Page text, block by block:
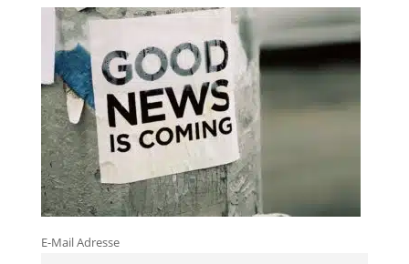
E-Mail Adresse